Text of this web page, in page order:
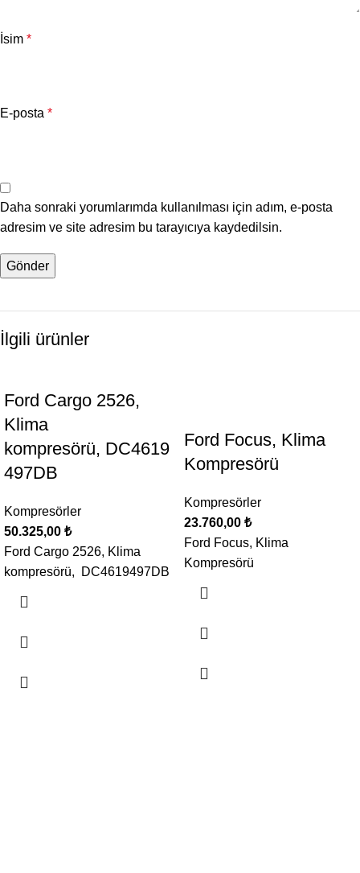
İsim *
E-posta *
Daha sonraki yorumlarımda kullanılması için adım, e-posta
adresim ve site adresim bu tarayıcıya kaydedilsin.
İlgili ürünler
Ford Cargo 2526,
Klima
kompresörü, DC4619
497DB
Kompresörler
50.325,00 ₺
Ford Cargo 2526, Klima
kompresörü, DC4619497DB
Ford Focus, Klima
Kompresörü
Kompresörler
23.760,00 ₺
Ford Focus, Klima
Kompresörü